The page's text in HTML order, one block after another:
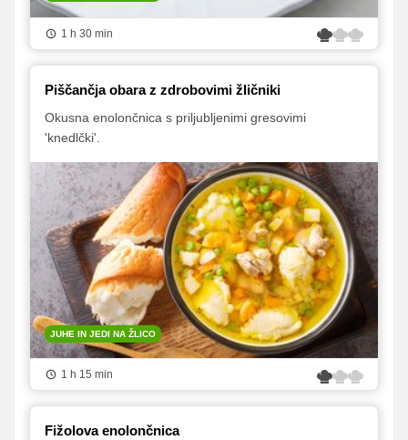
1 h 30 min
Piščančja obara z zdrobovimi žličniki
Okusna enolončnica s priljubljenimi gresovimi
'knedlčki'.
JUHE IN JEDI NA ŽLICO
1 h 15 min
Fižolova enolončnica